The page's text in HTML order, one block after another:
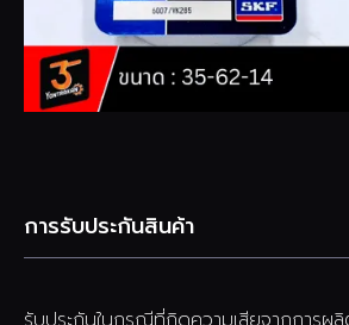
การรับประกันสินค้า